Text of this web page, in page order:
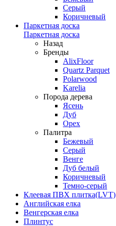
Серый
Коричневый
Паркетная доска
Паркетная доска
Назад
Бренды
AlixFloor
Quartz Parquet
Polarwood
Karelia
Порода дерева
Ясень
Дуб
Орех
Палитра
Бежевый
Серый
Венге
Дуб белый
Коричневый
Темно-серый
Клеевая ПВХ плитка(LVT)
Английская елка
Венгерская елка
Плинтус